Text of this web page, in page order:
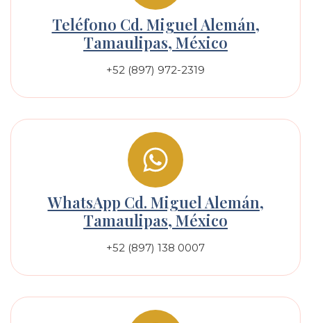
Teléfono Cd. Miguel Alemán,
Tamaulipas, México
+52 (897) 972-2319
WhatsApp Cd. Miguel Alemán,
Tamaulipas, México
+52 (897) 138 0007